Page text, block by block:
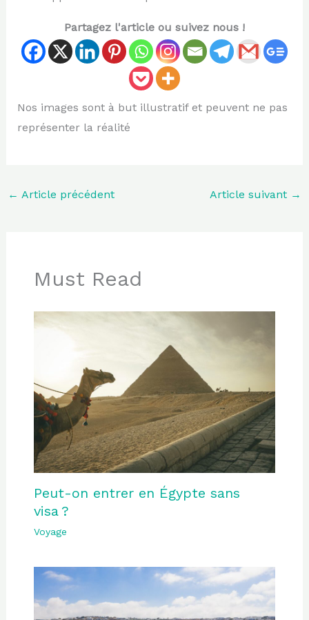
Partagez l'article ou suivez nous !
Nos images sont à but illustratif et peuvent ne pas
représenter la réalité
← Article précédent Article suivant →
Must Read
Peut-on entrer en Égypte sans
visa ?
Voyage